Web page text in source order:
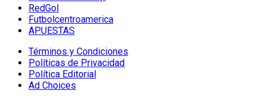
RedGol
Futbolcentroamerica
APUESTAS
Términos y Condiciones
Políticas de Privacidad
Política Editorial
Ad Choices